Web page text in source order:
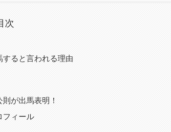
次
ると言われる理由
が出馬表明！
フィール